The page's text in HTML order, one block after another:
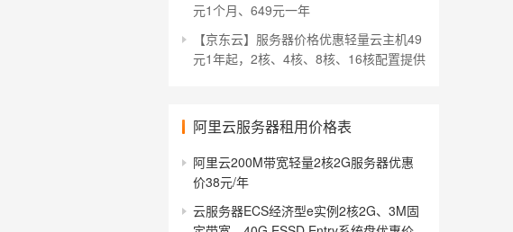
元1个月、649元一年
【京东云】服务器价格优惠轻量云主机49
元1年起，2核、4核、8核、16核配置提供
阿里云服务器租用价格表
阿里云200M带宽轻量2核2G服务器优惠
价38元/年
云服务器ECS经济型e实例2核2G、3M固